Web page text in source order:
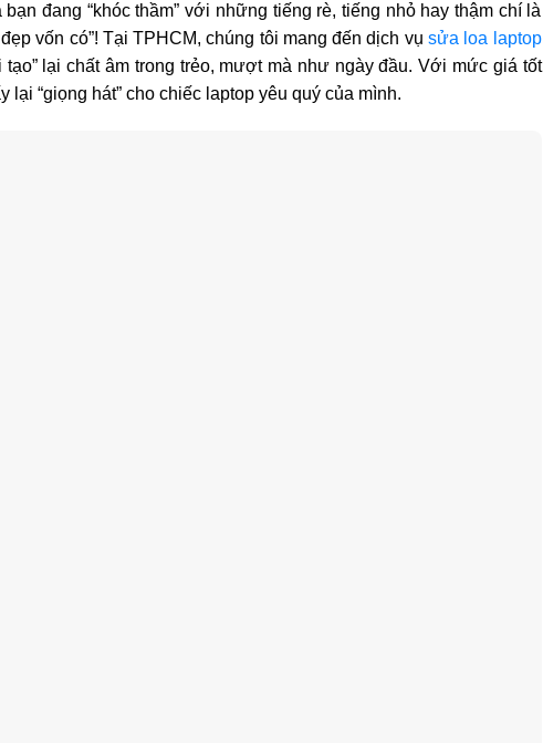
đang “khóc thầm” với những tiếng rè, tiếng nhỏ hay thậm chí là
vốn có”! Tại TPHCM, chúng tôi mang đến dịch vụ sửa loa laptop
tạo” lại chất âm trong trẻo, mượt mà như ngày đầu. Với mức giá tốt
“giọng hát” cho chiếc laptop yêu quý của mình.